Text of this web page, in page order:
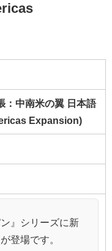
：中南米の翼 日本語
Expansion)
ン』シリーズに新
登場です。